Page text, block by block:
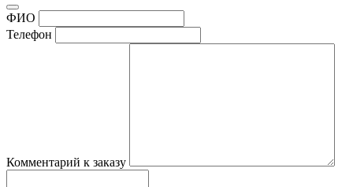
ФИО
Телефон
Комментарий к заказу